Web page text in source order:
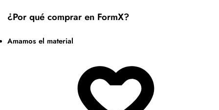
¿Por qué comprar en FormX?
Amamos el material